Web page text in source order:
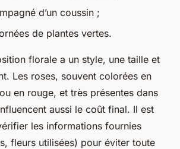
d’un coussin ;
de plantes vertes.
florale a un style, une taille et
Les roses, souvent colorées en
en rouge, et très présentes dans
aussi le coût final. Il est
les informations fournies
fleurs utilisées) pour éviter toute